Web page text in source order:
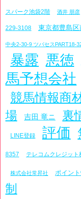
スパーク池袋2階 酒井 朋彦
229-3108 東京都豊島
中央2-30-9 ツバセスPART18-
暴露 悪徳
馬予想会社
競馬情報商
場
吉田 竜ニ 裏
LINE登録 評価
8357 テレコムクレジット
株式会社常昇社 ポイン
制